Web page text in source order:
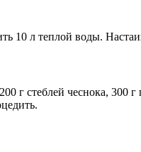
10 л теплой воды.
г стеблей чеснока,